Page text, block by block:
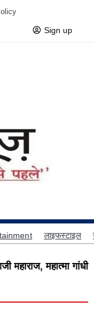
Sign up
लाइफस्टाइल
महात्मा गांधी